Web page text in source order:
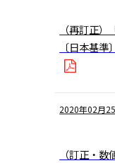
（再訂正
〔日本基
2020年02月
（訂正・